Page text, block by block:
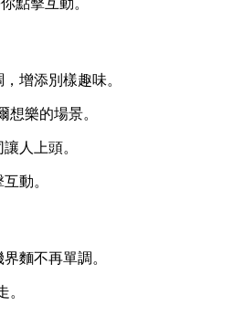
增添別樣趣味。
想樂的場景。
人上頭。
動。
麵不再單調。
。